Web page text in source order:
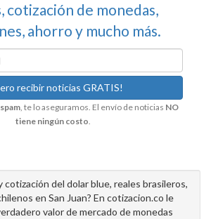
cotización de monedas,
ahorro y mucho más.
, te lo aseguramos. El envío de noticias NO
tiene ningún costo.
cotización del dolar blue, reales brasileros,
en San Juan? En cotizacion.co le
valor de mercado de monedas